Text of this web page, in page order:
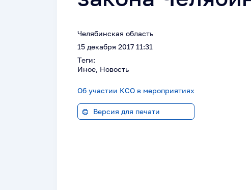
Челябинская область
15 декабря 2017 11:31
Теги:
Иное, Новость
Об участии КСО в мероприятиях
Версия для печати